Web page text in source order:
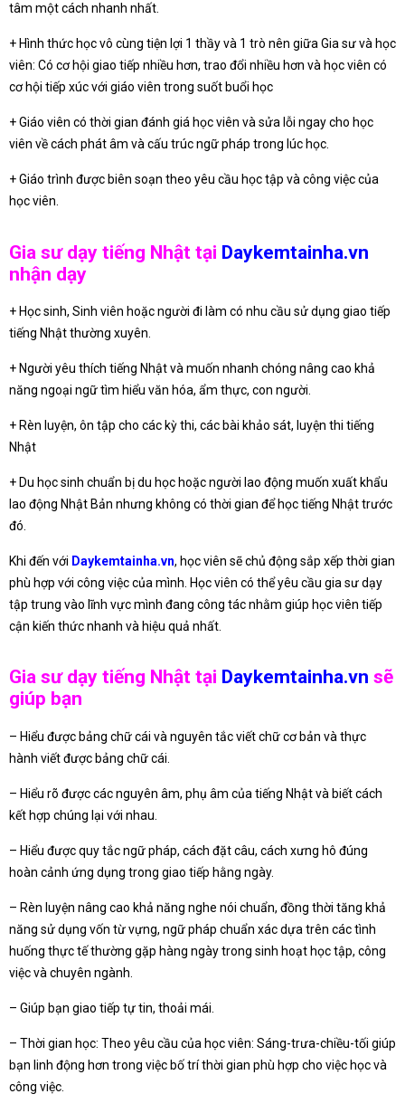
tâm một cách nhanh nhất.
+ Hình thức học vô cùng tiện lợi 1 thầy và 1 trò nên giữa Gia sư và học
viên: Có cơ hội giao tiếp nhiều hơn, trao đổi nhiều hơn và học viên có
cơ hội tiếp xúc với giáo viên trong suốt buổi học
+ Giáo viên có thời gian đánh giá học viên và sửa lỗi ngay cho học
viên về cách phát âm và cấu trúc ngữ pháp trong lúc học.
+ Giáo trình được biên soạn theo yêu cầu học tập và công việc của
học viên.
Gia sư dạy tiếng Nhật tại Daykemtainha.vn
nhận dạy
+ Học sinh, Sinh viên hoặc người đi làm có nhu cầu sử dụng giao tiếp
tiếng Nhật thường xuyên.
+ Người yêu thích tiếng Nhật và muốn nhanh chóng nâng cao khả
năng ngoại ngữ tìm hiểu văn hóa, ẩm thực, con người.
+ Rèn luyện, ôn tập cho các kỳ thi, các bài khảo sát, luyện thi tiếng
Nhật
+ Du học sinh chuẩn bị du học hoặc người lao động muốn xuất khẩu
lao động Nhật Bản nhưng không có thời gian để học tiếng Nhật trước
đó.
Khi đến với Daykemtainha.vn, học viên sẽ chủ động sắp xếp thời gian
phù hợp với công việc của mình. Học viên có thể yêu cầu gia sư dạy
tập trung vào lĩnh vực mình đang công tác nhằm giúp học viên tiếp
cận kiến thức nhanh và hiệu quả nhất.
Gia sư dạy tiếng Nhật tại Daykemtainha.vn sẽ
giúp bạn
– Hiểu được bảng chữ cái và nguyên tắc viết chữ cơ bản và thực
hành viết được bảng chữ cái.
– Hiểu rõ được các nguyên âm, phụ âm của tiếng Nhật và biết cách
kết hợp chúng lại với nhau.
– Hiểu được quy tắc ngữ pháp, cách đặt câu, cách xưng hô đúng
hoàn cảnh ứng dụng trong giao tiếp hằng ngày.
– Rèn luyện nâng cao khả năng nghe nói chuẩn, đồng thời tăng khả
năng sử dụng vốn từ vựng, ngữ pháp chuẩn xác dựa trên các tình
huống thực tế thường gặp hàng ngày trong sinh hoạt học tập, công
việc và chuyên ngành.
– Giúp bạn giao tiếp tự tin, thoải mái.
– Thời gian học: Theo yêu cầu của học viên: Sáng-trưa-chiều-tối giúp
bạn linh động hơn trong việc bố trí thời gian phù hợp cho việc học và
công việc.